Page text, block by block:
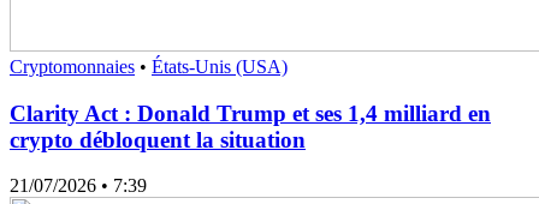
Cryptomonnaies • États-Unis (USA)
Clarity Act : Donald Trump et ses 1,4 milliard en
crypto débloquent la situation
21/07/2026 • 7:39